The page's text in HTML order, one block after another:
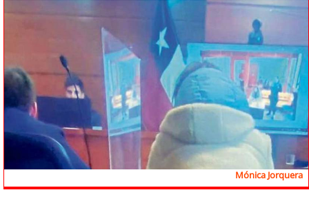
Tecnología
Sostenibilidad
soychile
arica
Mónica Jorquera